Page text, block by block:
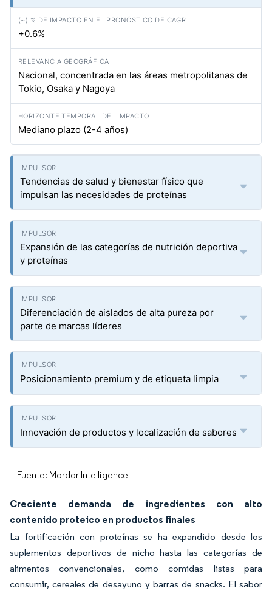
+0.6%
Nacional, concentrada en las áreas metropolitanas de
Tokio, Osaka y Nagoya
Mediano plazo (2-4 años)
Tendencias de salud y bienestar físico que
impulsan las necesidades de proteínas
Expansión de las categorías de nutrición deportiva
y proteínas
Diferenciación de aislados de alta pureza por
parte de marcas líderes
Posicionamiento premium y de etiqueta limpia
Innovación de productos y localización de sabores
Fuente: Mordor Intelligence
Creciente demanda de ingredientes con alto
contenido proteico en productos finales
La fortificación con proteínas se ha expandido desde los
suplementos deportivos de nicho hasta las categorías de
alimentos convencionales, como comidas listas para
consumir, cereales de desayuno y barras de snacks. El sabor